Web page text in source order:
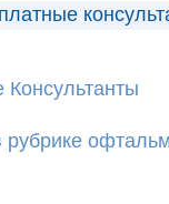
очки?
Консультанты
рубрике